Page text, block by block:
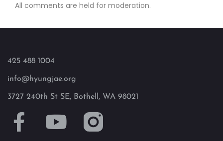
All comments are held for moderation.
425 488 1004
info@hyungjae.org
3727 240th St SE, Bothell, WA 98021